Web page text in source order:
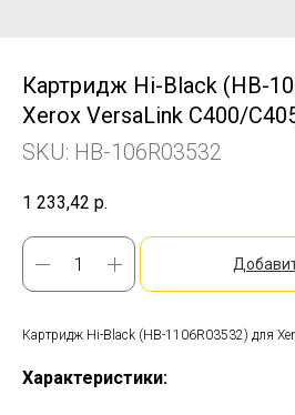
Картридж Hi-Black (HB-
Xerox VersaLink C400/
SKU: HB-106R03532
1 233,42 р.
Картридж Hi-Black (HB-1106R03532) для
Характеристики: